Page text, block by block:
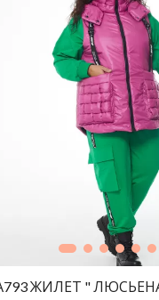
150СЖИЛЕТ "